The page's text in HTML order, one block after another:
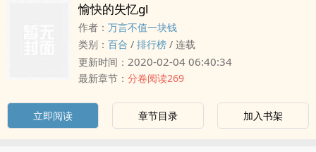
愉快的失忆gl
作者： 万言不值一块钱
类别： 百合 / 排行榜 / 连载
更新时间： 2020-02-04 06:40:34
最新章节： 分卷阅读269
立即阅读 章节目录 加入书架